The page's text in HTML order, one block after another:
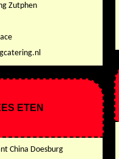
Zutphen
ETEN
China Doesburg